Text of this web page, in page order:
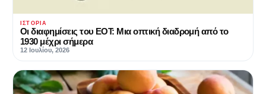
ΙΣΤΟΡΊΑ
Οι διαφημίσεις του ΕΟΤ: Μια οπτική διαδρομή από το
1930 μέχρι σήμερα
12 Ιουλίου, 2026